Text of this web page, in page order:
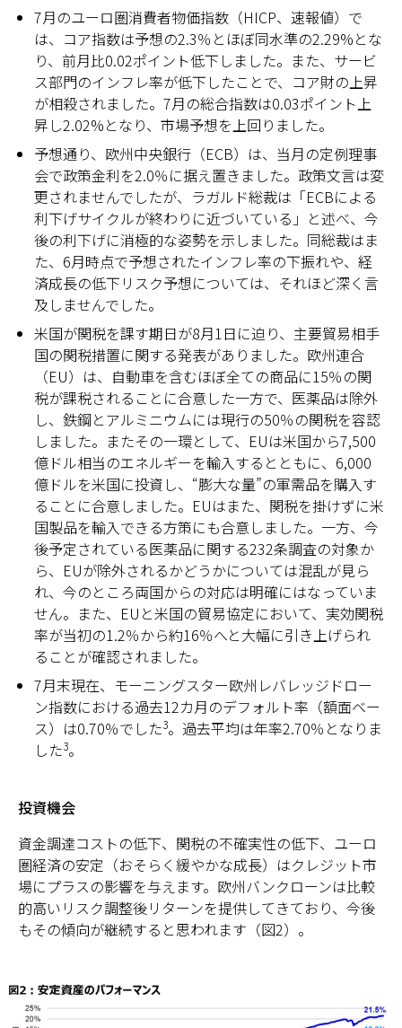
7月のユーロ圏消費者物価指数（HICP、速報値）で
は、コア指数は予想の2.3％とほぼ同水準の2.29%とな
り、前月比0.02ポイント低下しました。また、サービ
ス部門のインフレ率が低下したことで、コア財の上昇
が相殺されました。7月の総合指数は0.03ポイント上
昇し2.02%となり、市場予想を上回りました。
予想通り、欧州中央銀行（ECB）は、当月の定例理事
会で政策金利を2.0％に据え置きました。政策文言は変
更されませんでしたが、ラガルド総裁は「ECBによる
利下げサイクルが終わりに近づいている」と述べ、今
後の利下げに消極的な姿勢を示しました。同総裁はま
た、6月時点で予想されたインフレ率の下振れや、経
済成長の低下リスク予想については、それほど深く言
及しませんでした。
米国が関税を課す期日が8月1日に迫り、主要貿易相手
国の関税措置に関する発表がありました。欧州連合
（EU）は、自動車を含むほぼ全ての商品に15％の関
税が課税されることに合意した一方で、医薬品は除外
し、鉄鋼とアルミニウムには現行の50％の関税を容認
しました。またその一環として、EUは米国から7,500
億ドル相当のエネルギーを輸入するとともに、6,000
億ドルを米国に投資し、“膨大な量”の軍需品を購入す
ることに合意しました。EUはまた、関税を掛けずに米
国製品を輸入できる方策にも合意しました。一方、今
後予定されている医薬品に関する232条調査の対象か
ら、EUが除外されるかどうかについては混乱が見ら
れ、今のところ両国からの対応は明確にはなっていま
せん。また、EUと米国の貿易協定において、実効関税
率が当初の1.2％から約16％へと大幅に引き上げられ
ることが確認されました。
7月末現在、モーニングスター欧州レバレッジドロー
ン指数における過去12カ月のデフォルト率（額面ベー
ス）は0.70％でした3。過去平均は年率2.70％となりま
した3。
投資機会
資金調達コストの低下、関税の不確実性の低下、ユーロ
圏経済の安定（おそらく緩やかな成長）はクレジット市
場にプラスの影響を与えます。欧州バンクローンは比較
的高いリスク調整後リターンを提供してきており、今後
もその傾向が継続すると思われます（図2）。